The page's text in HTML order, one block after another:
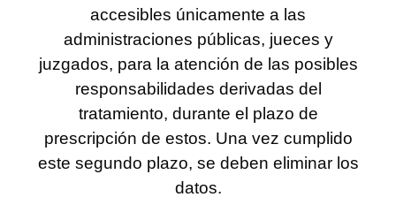
accesibles únicamente a las
administraciones públicas, jueces y
juzgados, para la atención de las posibles
responsabilidades derivadas del
tratamiento, durante el plazo de
prescripción de estos. Una vez cumplido
este segundo plazo, se deben eliminar los
datos.